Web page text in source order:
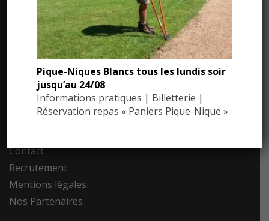
Email : contact@eyrignac.com
ESPACE PRESSE
Dossier de presse
Communiqués de presse
Photothèque
Contact
Recrutement
Mentions légales
Nos Partenaires
Pique-Niques Blancs tous les lundis soir
jusqu’au 24/08
Informations pratiques | Billetterie |
Réservation repas « Paniers Pique-Nique »